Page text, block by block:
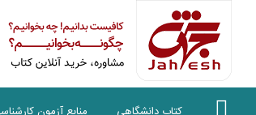
کتاب دانشگاهی منابع آزمون